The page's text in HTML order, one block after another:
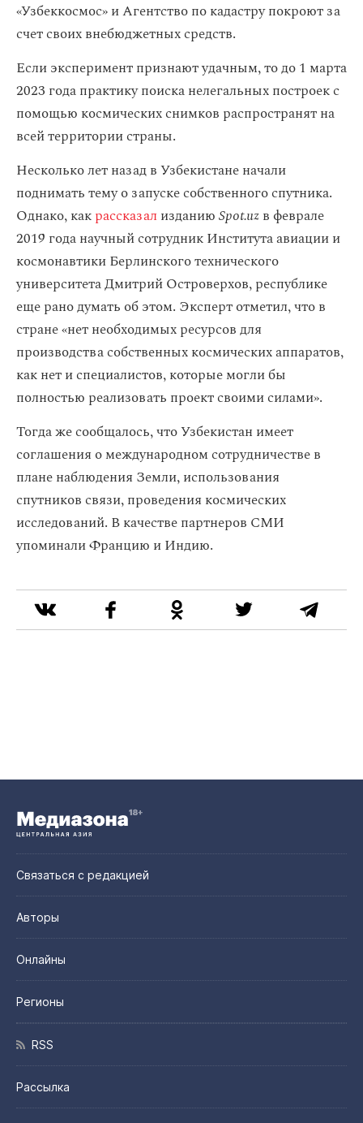
«Узбеккосмос» и Агентство по кадастру покроют за
счет своих внебюджетных средств.
Если эксперимент признают удачным, то до 1 марта
2023 года практику поиска нелегальных построек с
помощью космических снимков распространят на
всей территории страны.
Несколько лет назад в Узбекистане начали
поднимать тему о запуске собственного спутника.
Однако, какрассказал изданиюSpot.uzв феврале
2019 года научный сотрудник Института авиации и
космонавтики Берлинского технического
университета Дмитрий Островерхов, республике
еще рано думать об этом. Эксперт отметил, что в
стране «нет необходимых ресурсов для
производства собственных космических аппаратов,
как нет и специалистов, которые могли бы
полностью реализовать проект своими силами».
Тогда же сообщалось, что Узбекистан имеет
соглашения о международном сотрудничестве в
плане наблюдения Земли, использования
спутников связи, проведения космических
исследований. В качестве партнеров СМИ
упоминали Францию и Индию.
Связаться с редакцией
Авторы
Онлайны
Регионы
RSS
Рассылка